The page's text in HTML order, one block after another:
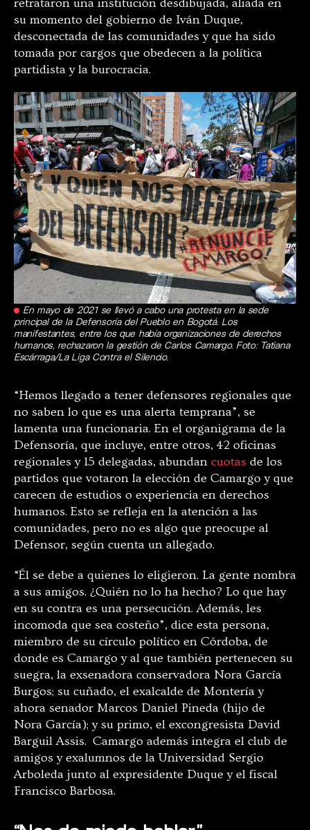
retrataron una institución desdibujada, aliada en
su momento del gobierno de Iván Duque,
desconectada de las comunidades y que ha sido
tomada por cargos que obedecen a la política
partidista y la burocracia.
En mayo de 2021 se llevó a cabo una protesta en la sede
principal de la Defensoría del Pueblo en Bogotá. Los
manifestantes, entre los que había organizaciones de derechos
humanos, rechazaron la gestión de Carlos Camargo. Foto: Tatiana
Escárraga/La Liga Contra el Silencio.
“Hemos llegado a tener defensores regionales que
no saben lo que es una alerta temprana”, se
lamenta una funcionaria. En el organigrama de la
Defensoría, que incluye, entre otros, 42 oficinas
regionales y 15 delegadas, abundan cuotas de los
partidos que votaron la elección de Camargo y que
carecen de estudios o experiencia en derechos
humanos. Esto se refleja en la atención a las
comunidades, pero no es algo que preocupe al
Defensor, según cuenta un allegado.
“Él se debe a quienes lo eligieron. La gente nombra
a sus amigos. ¿Quién no lo ha hecho? Lo que hay
en su contra es una persecución. Además, les
incomoda que sea costeño”, dice esta persona,
miembro de su círculo político en Córdoba, de
donde es Camargo y al que también pertenecen su
suegra, la exsenadora conservadora Nora García
Burgos; su cuñado, el exalcalde de Montería y
ahora senador Marcos Daniel Pineda (hijo de
Nora García); y su primo, el excongresista David
Barguil Assis. Camargo además integra el club de
amigos y exalumnos de la Universidad Sergio
Arboleda junto al expresidente Duque y el fiscal
Francisco Barbosa.